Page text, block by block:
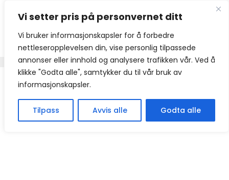
Vi setter pris på personvernet ditt
Vi bruker informasjonskapsler for å forbedre
nettleseropplevelsen din, vise personlig tilpassede
annonser eller innhold og analysere trafikken vår. Ved å
klikke "Godta alle", samtykker du til vår bruk av
informasjonskapsler.
Tilpass Avvis alle Godta alle
innhold